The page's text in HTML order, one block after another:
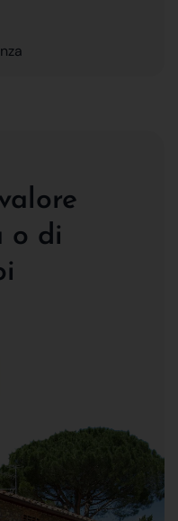
o di